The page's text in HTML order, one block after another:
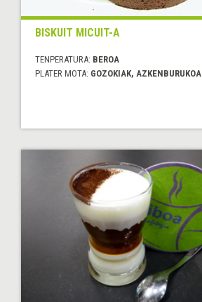
BISKUIT MICUIT-A
TENPERATURA: BEROA
PLATER MOTA: GOZOKIAK, AZKENBURUKOA